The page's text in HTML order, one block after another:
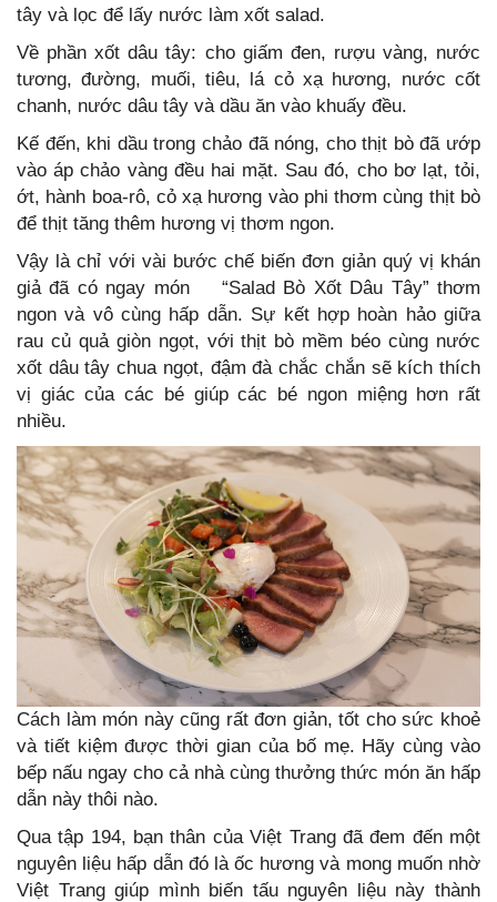
tây và lọc để lấy nước làm xốt salad.
Về phần xốt dâu tây: cho giấm đen, rượu vàng, nước
tương, đường, muối, tiêu, lá cỏ xạ hương, nước cốt
chanh, nước dâu tây và dầu ăn vào khuấy đều.
Kế đến, khi dầu trong chảo đã nóng, cho thịt bò đã ướp
vào áp chảo vàng đều hai mặt. Sau đó, cho bơ lạt, tỏi,
ớt, hành boa-rô, cỏ xạ hương vào phi thơm cùng thịt bò
để thịt tăng thêm hương vị thơm ngon.
Vậy là chỉ với vài bước chế biến đơn giản quý vị khán
giả đã có ngay món “Salad Bò Xốt Dâu Tây” thơm
ngon và vô cùng hấp dẫn. Sự kết hợp hoàn hảo giữa
rau củ quả giòn ngọt, với thịt bò mềm béo cùng nước
xốt dâu tây chua ngọt, đậm đà chắc chắn sẽ kích thích
vị giác của các bé giúp các bé ngon miệng hơn rất
nhiều.
Cách làm món này cũng rất đơn giản, tốt cho sức khoẻ
và tiết kiệm được thời gian của bố mẹ. Hãy cùng vào
bếp nấu ngay cho cả nhà cùng thưởng thức món ăn hấp
dẫn này thôi nào.
Qua tập 194, bạn thân của Việt Trang đã đem đến một
nguyên liệu hấp dẫn đó là ốc hương và mong muốn nhờ
Việt Trang giúp mình biến tấu nguyên liệu này thành